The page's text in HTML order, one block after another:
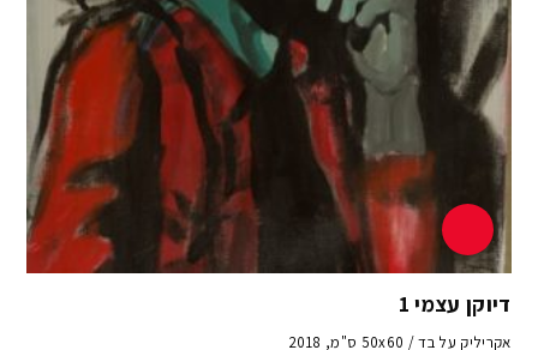
דיוקן עצמי 1
אקריליק על בד / 50x60 ס"מ, 2018